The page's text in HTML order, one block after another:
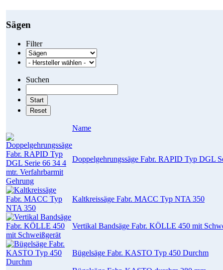
Sägen
Filter
Suchen
Name
Doppelgehrungssäge Fabr. RAPID Typ DGL
Kaltkreissäge Fabr. MACC Typ NTA 350
Vertikal Bandsäge Fabr. KÖLLE 450 mit
Bügelsäge Fabr. KASTO Typ 450 Durchm